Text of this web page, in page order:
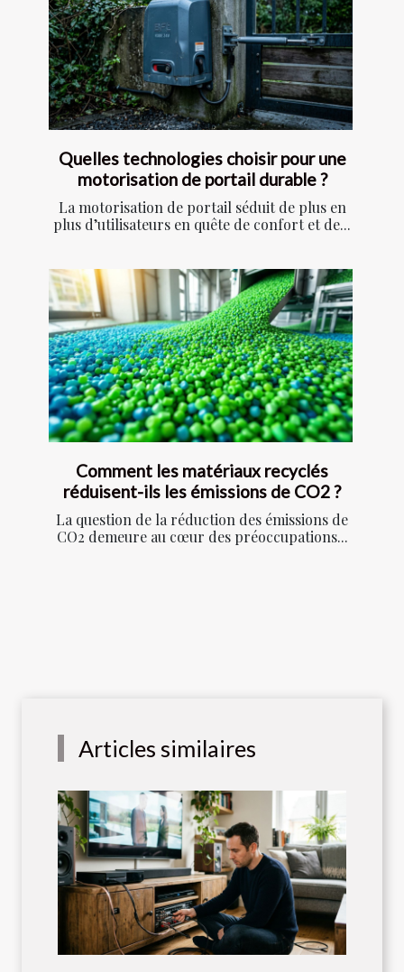
Quelles technologies choisir pour une
motorisation de portail durable ?
La motorisation de portail séduit de plus en
plus d’utilisateurs en quête de confort et de...
Comment les matériaux recyclés
réduisent-ils les émissions de CO2 ?
La question de la réduction des émissions de
CO2 demeure au cœur des préoccupations...
Articles similaires